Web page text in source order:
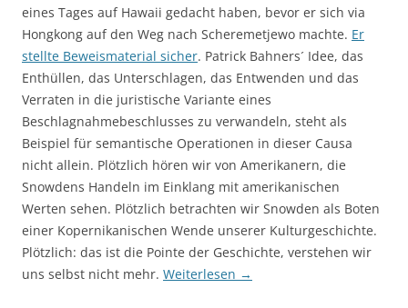
eines Tages auf Hawaii gedacht haben, bevor er sich via
Hongkong auf den Weg nach Scheremetjewo machte. Er
stellte Beweismaterial sicher. Patrick Bahners´ Idee, das
Enthüllen, das Unterschlagen, das Entwenden und das
Verraten in die juristische Variante eines
Beschlagnahmebeschlusses zu verwandeln, steht als
Beispiel für semantische Operationen in dieser Causa
nicht allein. Plötzlich hören wir von Amerikanern, die
Snowdens Handeln im Einklang mit amerikanischen
Werten sehen. Plötzlich betrachten wir Snowden als Boten
einer Kopernikanischen Wende unserer Kulturgeschichte.
Plötzlich: das ist die Pointe der Geschichte, verstehen wir
uns selbst nicht mehr. Weiterlesen →